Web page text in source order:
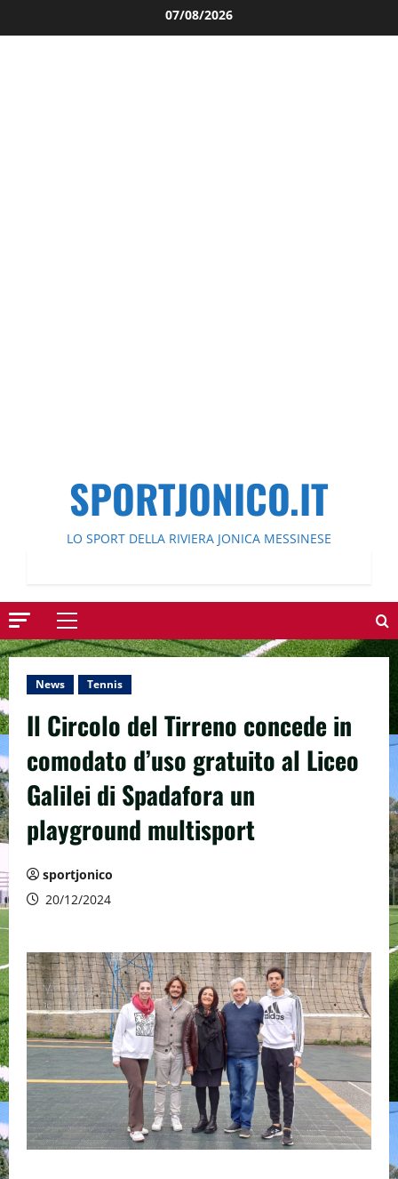
al
07/08/2026
SPORTJONICO.IT
LO SPORT DELLA RIVIERA JONICA MESSINESE
Menu
principale
News Tennis
Il Circolo del Tirreno concede in
comodato d’uso gratuito al Liceo
Galilei di Spadafora un
playground multisport
sportjonico
20/12/2024